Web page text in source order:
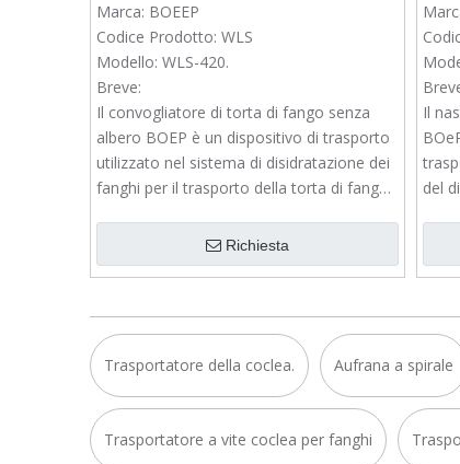
Marca: BOEEP
Codice Prodotto: WLS
Modello: WLS-420.
Breve:
Il convogliatore di torta di fango senza
albero BOEP è un dispositivo di trasporto
utilizzato nel sistema di disidratazione dei
fanghi per il trasporto della torta di fanghi
Richiesta
Il
del
Trasportatore della coclea. Aufrana a spirale
Trasportatore a vite coclea per fanghi